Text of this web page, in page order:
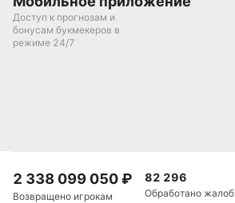
Доступ к прогнозам и
бонусам букмекеров в
режиме 24/7
2 338 099 050₽
Возвращено игрокам
82 296
Обработано жалоб